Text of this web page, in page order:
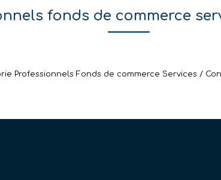
fonds de commerce
Professionnels Fonds de commerce Services /